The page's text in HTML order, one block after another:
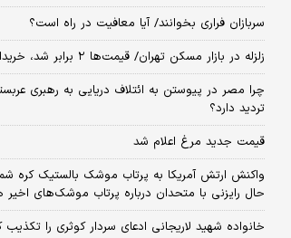
سربازان فراری بخوانند/ آیا معافیت در راه است؟
زلزله در بازار مسکن تهران/ قیمت‌ها ۲ برابر شد، خریدار ناپدید شد
چرا مصر در پیوستن به ائتلاف دریایی به رهبری
تردید دارد؟
قیمت جدید مرغ اعلام شد
واکنش ارتش آمریکا به پرتاب موشک بالستیک کره
حال رایزنی با متحدان درباره پرتاب موشک‌های اخیر
خانواده شهید لاریجانی ادعای سردار کوثری را تکذیب